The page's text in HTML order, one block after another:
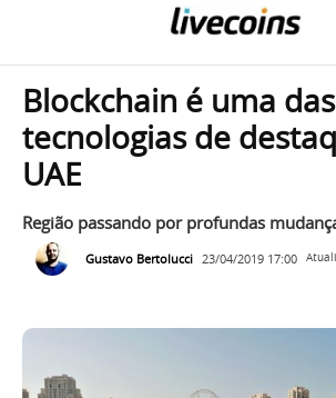
Blockchain é uma
tecnologias de
UAE
Região passando por profundas
Gustavo Bertolucci 23/04/2019 17:00